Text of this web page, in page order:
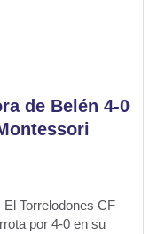
de Belén 4-0
Torrelodones CF
por 4-0 en su